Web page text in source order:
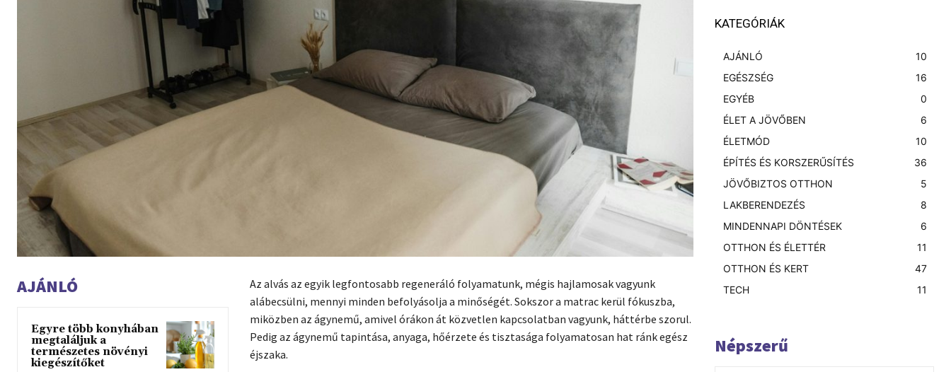
AJÁNLÓ
Egyre több konyhában
megtaláljuk a
természetes növényi
kiegészítőket
Az alvás az egyik legfontosabb regeneráló folyamatunk, mégis hajlamosak vagyunk
alábecsülni, mennyi minden befolyásolja a minőségét. Sokszor a matrac kerül fókuszba,
miközben az ágynemű, amivel órákon át közvetlen kapcsolatban vagyunk, háttérbe szorul.
Pedig az ágynemű tapintása, anyaga, hőérzete és tisztasága folyamatosan hat ránk egész
éjszaka.
KATEGÓRIÁK
AJÁNLÓ
10
EGÉSZSÉG
16
EGYÉB
0
ÉLET A JÖVŐBEN
6
ÉLETMÓD
10
ÉPÍTÉS ÉS KORSZERŰSÍTÉS
36
JÖVŐBIZTOS OTTHON
5
LAKBERENDEZÉS
8
MINDENNAPI DÖNTÉSEK
6
OTTHON ÉS ÉLETTÉR
11
OTTHON ÉS KERT
47
TECH
11
Népszerű